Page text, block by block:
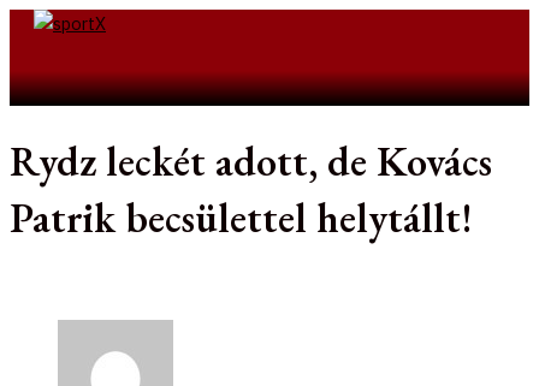
Skip
Rydz leckét adott, de Kovács
Patrik becsülettel helytállt!